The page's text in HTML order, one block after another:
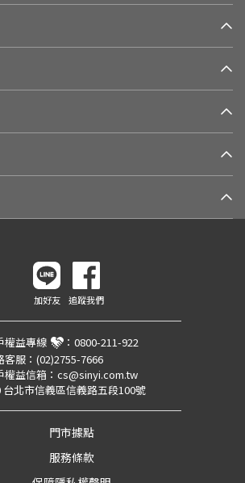
加好友 追蹤我們
權益專線 ： 0800-211-922
客服： (02)2755-7666
權益信箱： cs@sinyi.com.tw
台北市信義區信義路五段100號
門市據點
服務條款